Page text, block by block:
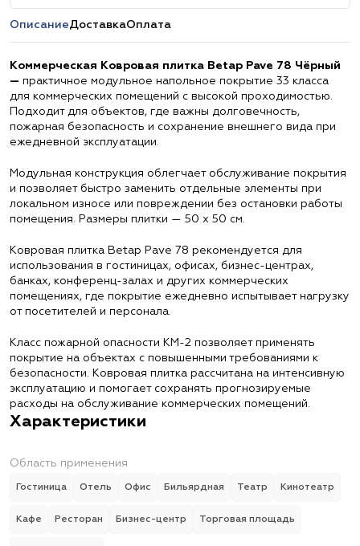
ОписаниеДоставкаОплата
Коммерческая Ковровая плитка Betap Pave 78 Чёрный
— практичное модульное напольное покрытие 33 класса
для коммерческих помещений с высокой проходимостью.
Подходит для объектов, где важны долговечность,
пожарная безопасность и сохранение внешнего вида при
ежедневной эксплуатации.
Модульная конструкция облегчает обслуживание покрытия
и позволяет быстро заменить отдельные элементы при
локальном износе или повреждении без остановки работы
помещения. Размеры плитки — 50 х 50 см.
Ковровая плитка Betap Pave 78 рекомендуется для
использования в гостиницах, офисах, бизнес-центрах,
банках, конференц-залах и других коммерческих
помещениях, где покрытие ежедневно испытывает нагрузку
от посетителей и персонала.
Класс пожарной опасности КМ-2 позволяет применять
покрытие на объектах с повышенными требованиями к
безопасности. Ковровая плитка рассчитана на интенсивную
эксплуатацию и помогает сохранять прогнозируемые
расходы на обслуживание коммерческих помещений.
Характеристики
Область применения
Гостиница Отель Офис Бильярдная Театр Кинотеатр
Кафе Ресторан Бизнес-центр Торговая площадь